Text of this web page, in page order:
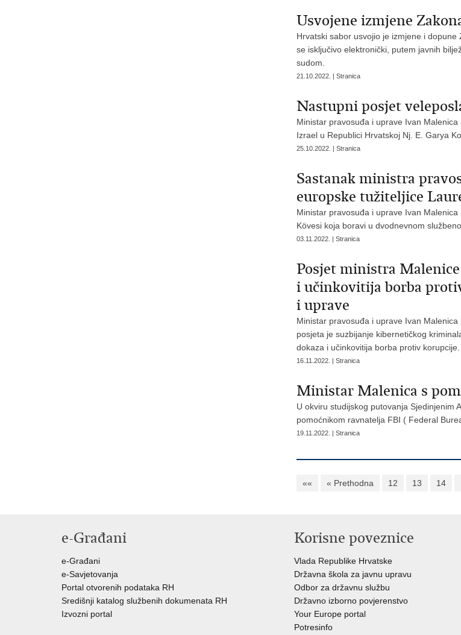
Usvojene izmjene
Hrvatski sabor usvojio je izmjene i
se isključivo elektronički, putem javnih
sudom.
21.10.2022. | Stranica
Nastupni posjet
Ministar pravosuđa i uprave Ivan
Izrael u Republici Hrvatskoj Nj. E. Garya
25.10.2022. | Stranica
Sastanak ministra
europske tužiteljice
Ministar pravosuđa i uprave Ivan
Kövesi koja boravi u dvodnevnom
03.11.2022. | Stranica
Posjet ministra
i učinkovitija borba
i uprave
Ministar pravosuđa i uprave Ivan
posjeta je suzbijanje kibernetičkog
dokaza i učinkovitija borba protiv korupcije.
16.11.2022. | Stranica
Ministar Malenica s
U okviru studijskog putovanja Sjedinjenim
pomoćnikom ravnatelja FBI ( Federal
19.11.2022. | Stranica
«« « Prethodna 12 13 14
e-Građani
e-Građani
e-Savjetovanja
Portal otvorenih podataka RH
Središnji katalog službenih dokumenata RH
Izvozni portal
Korisne poveznice
Vlada Republike Hrvatske
Državna škola za javnu upravu
Odbor za državnu službu
Državno izborno povjerenstvo
Your Europe portal
Potresinfo